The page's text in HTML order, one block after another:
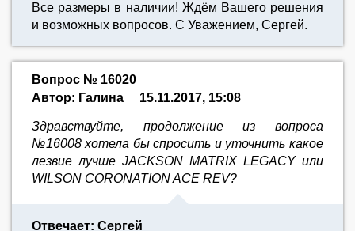
Все размеры в наличии! Ждём Вашего решения
и возможных вопросов. С Уважением, Сергей.
Вопрос № 16020
Автор: Галина
15.11.2017, 15:08
Здравствуйте, продолжение из вопроса
№16008 хотела бы спросить и уточнить какое
лезвие лучше JACKSON MATRIX LEGACY или
WILSON CORONATION ACE REV?
Отвечает: Сергей